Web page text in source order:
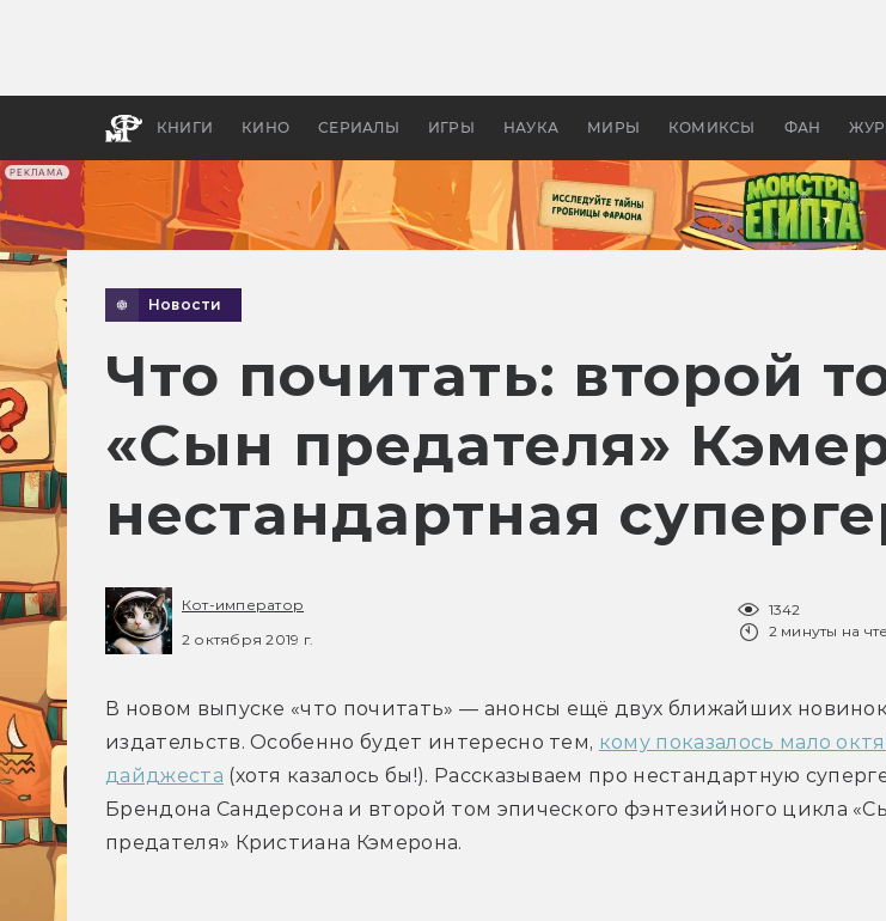
РЕКЛАМА
КНИГИ КИНО СЕРИАЛЫ ИГРЫ НАУКА МИРЫ КОМИКСЫ ФАН
бы «Властелина колец»
Новости
Что почитать: второй
«Сын предателя»
нестандартная
Кот-император
2 октября 2019 г.
1342
2 минуты на
В новом выпуске «что почитать» — анонсы ещё двух ближайших
издательств. Особенно будет интересно тем, кому показалось мало
дайджеста (хотя казалось бы!). Рассказываем про нестандартную
Брендона Сандерсона и второй том эпического фэнтезийного цикла
предателя» Кристиана Кэмерона.